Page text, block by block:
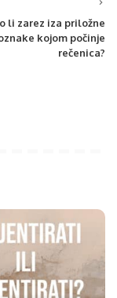
li zarez iza priložne
kojom počinje
rečenica?